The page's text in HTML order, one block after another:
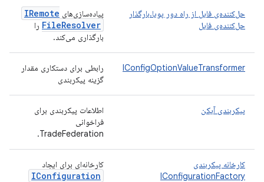
حل‌کننده‌ی فایل از راه دور پویا.بارگذار
حل‌کننده‌ی فایل
پیاده‌سازی‌های IRemote
FileResolver
را
بارگذاری می‌کند.
IConfigOptionValueTransformer
رابطی برای دستکاری مقدار
گزینه پیکربندی
پیکربندی آیکن
اطلاعات پیکربندی برای
فراخوانی
TradeFederation.
کارخانه پیکربندی
IConfigurationFactory
کارخانه‌ای برای ایجاد
IConfiguration